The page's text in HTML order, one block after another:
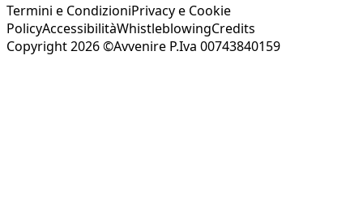
Termini e CondizioniPrivacy e Cookie
PolicyAccessibilitàWhistleblowingCredits
Copyright 2026 ©Avvenire P.Iva 00743840159